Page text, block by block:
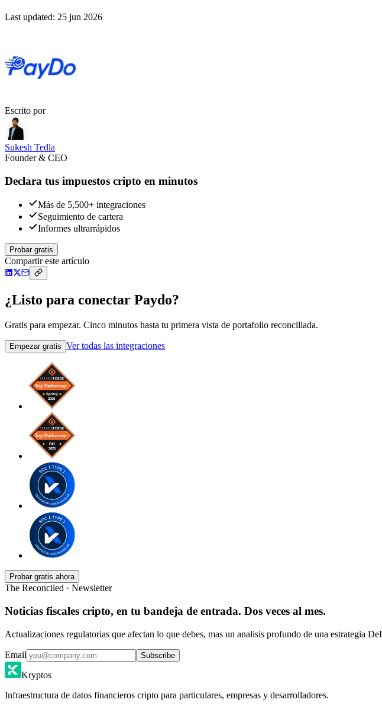
Last updated: 25 jun 2026
Escrito por
Sukesh Tedla
Founder & CEO
Declara tus impuestos cripto en minutos
Más de 5,500+ integraciones
Seguimiento de cartera
Informes ultrarrápidos
Probar gratis
Compartir este artículo
¿Listo para conectar Paydo?
Gratis para empezar. Cinco minutos hasta tu primera vista de portafolio reconciliada.
Empezar gratis Ver todas las integraciones
Probar gratis ahora
The Reconciled · Newsletter
Noticias fiscales cripto, en tu bandeja de entrada. Dos veces al mes.
Actualizaciones regulatorias que afectan lo que debes, mas un analisis profundo de una estrategia
Email Subscribe
Kryptos
Infraestructura de datos financieros cripto para particulares, empresas y desarrolladores.